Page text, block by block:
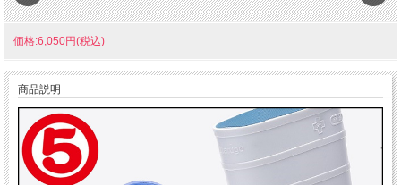
価格:6,050円(税込)
商品説明